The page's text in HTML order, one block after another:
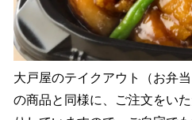
大戸屋のテイクアウト（お弁
の商品と同様に、ご注文をい